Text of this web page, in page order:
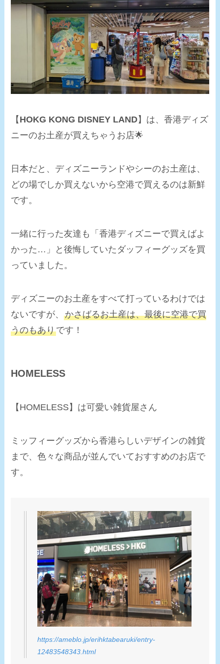
【 HOKG KONG DISNEY LAND】は、香港ディズ
ニーのお土産が買えちゃうお店🌟
日本だと、ディズニーランドやシーのお土産は、
どの場でしか買えないから空港で買えるのは新鮮
です。
一緒に行った友達も「香港ディズニーで買えばよ
かった…」と後悔していたダッフィーグッズを買
っていました。
ディズニーのお土産をすべて打っているわけでは
ないですが、かさばるお土産は、最後に空港で買
うのもありです！
HOMELESS
【HOMELESS】は可愛い雑貨屋さん
ミッフィーグッズから香港らしいデザインの雑貨
まで、色々な商品が並んでいておすすめのお店で
す。
https://ameblo.jp/erihktabearuki/entry-
12483548343.html